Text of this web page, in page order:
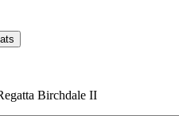
Birchdale II